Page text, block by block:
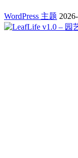
WordPress 主题